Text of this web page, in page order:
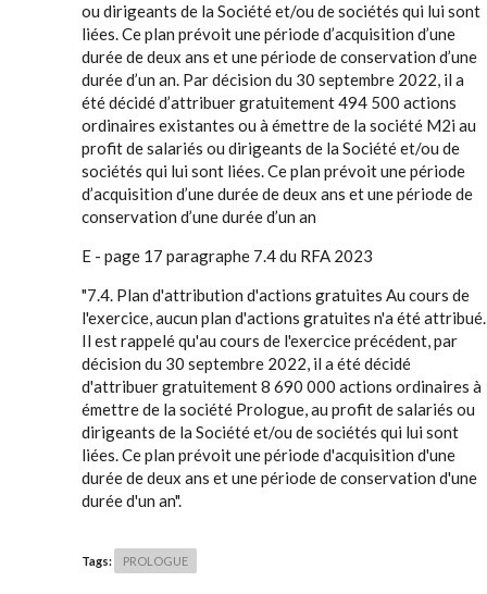
ou dirigeants de la Société et/ou de sociétés qui lui sont
liées. Ce plan prévoit une période d’acquisition d’une
durée de deux ans et une période de conservation d’une
durée d’un an. Par décision du 30 septembre 2022, il a
été décidé d’attribuer gratuitement 494 500 actions
ordinaires existantes ou à émettre de la société M2i au
profit de salariés ou dirigeants de la Société et/ou de
sociétés qui lui sont liées. Ce plan prévoit une période
d’acquisition d’une durée de deux ans et une période de
conservation d’une durée d’un an
E - page 17 paragraphe 7.4 du RFA 2023
"7.4. Plan d'attribution d'actions gratuites Au cours de
l'exercice, aucun plan d'actions gratuites n'a été attribué.
Il est rappelé qu'au cours de l'exercice précédent, par
décision du 30 septembre 2022, il a été décidé
d'attribuer gratuitement 8 690 000 actions ordinaires à
émettre de la société Prologue, au profit de salariés ou
dirigeants de la Société et/ou de sociétés qui lui sont
liées. Ce plan prévoit une période d'acquisition d'une
durée de deux ans et une période de conservation d'une
durée d'un an".
Tags: PROLOGUE